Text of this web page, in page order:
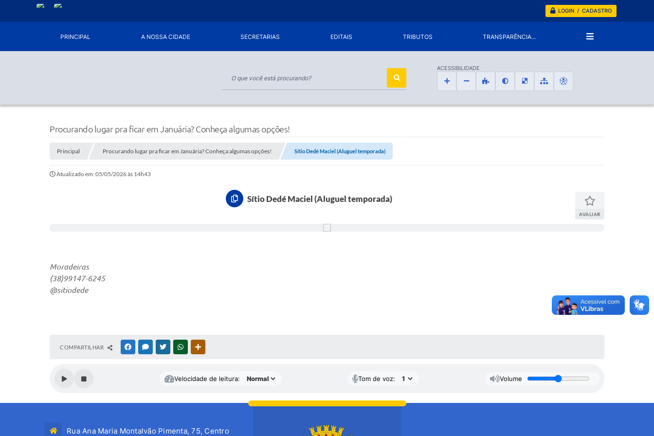
LOGIN / CADASTRO
PRINCIPAL A NOSSA CIDADE SECRETARIAS EDITAIS TRIBUTOS TRANSPARÊNCIA...
ACESSIBILIDADE
Procurando lugar pra ficar em Januária? Conheça algumas opções!
Principal Procurando lugar pra ficar em Januária? Conheça algumas opções! Sítio Dedé Maciel (Aluguel temporada)
Atualizado em: 05/05/2026 às 14h43
Sítio Dedé Maciel (Aluguel temporada)
AVALIAR
Moradeiras
(38)99147-6245
@sitiodede
COMPARTILHAR FACEBOOKMESSENGER
TWITTERWHATSAPP
Velocidade de leitura: Tom de voz: Volume
Rua Ana Maria Montalvão Pimenta, 75, Centro